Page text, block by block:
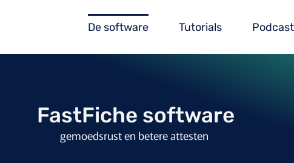
De software Tutorials
FastFiche software
gemoedsrust en betere attesten